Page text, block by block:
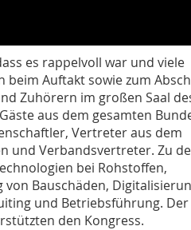
es rappelvoll war und viele
beim Auftakt sowie zum
Zuhörern im großen Saal
aus dem gesamten
Vertreter aus dem
und Verbandsvertreter. Zu
bei Rohstoffen,
Bauschäden,
und Betriebsführung. Der
den Kongress.